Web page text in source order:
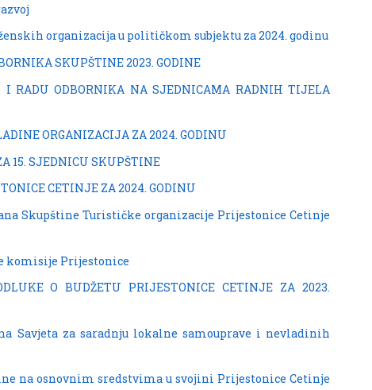
organizacija u političkom subjektu za 2024. godinu
SKUPŠTINE 2023. GODINE
I RADU ODBORNIKA NA SJEDNICAMA RADNIH TIJELA
ORGANIZACIJA ZA 2024. GODINU
15. SJEDNICU SKUPŠTINE
CETINJE ZA 2024. GODINU
Skupštine Turističke organizacije Prijestonice Cetinje
komisije Prijestonice
O BUDŽETU PRIJESTONICE CETINJE ZA 2023.
Savjeta za saradnju lokalne samouprave i nevladinih
na osnovnim sredstvima u svojini Prijestonice Cetinje